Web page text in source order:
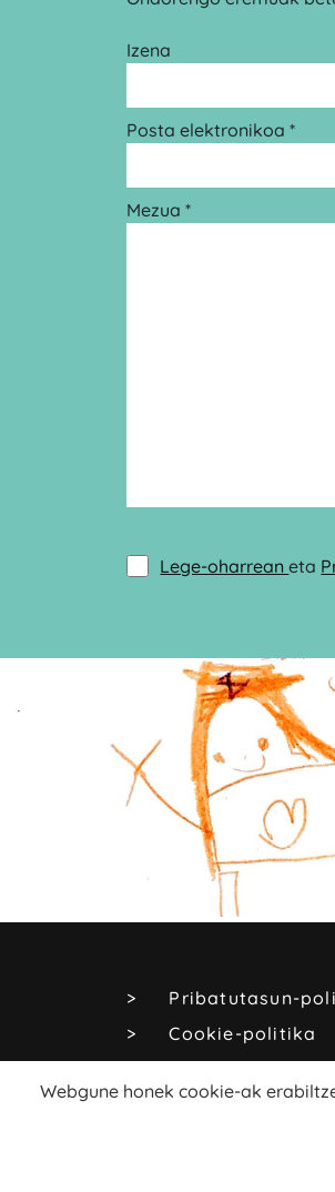
Izena
Posta elektronikoa *
Mezua *
Lege-oharreaneta
Pribatutasun-
Cookie-politika
Webgune honek cookie-ak